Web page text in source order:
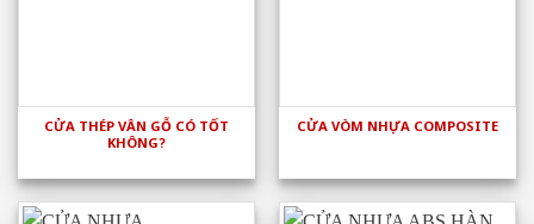
CỬA THÉP VÂN GỖ CÓ TỐT
KHÔNG?
CỬA VÒM NHỰA COMPOSITE